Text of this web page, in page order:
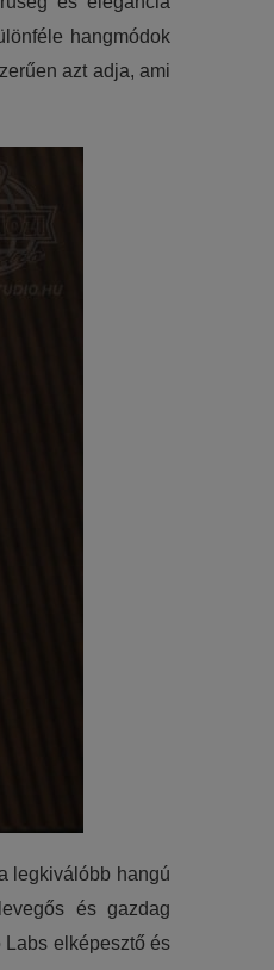
hangmódok
azt adja, ami
legkiválóbb hangú
és gazdag
Labs elképesztő és